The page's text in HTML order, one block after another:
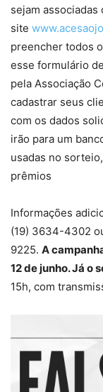
sejam associadas
site
preencher todos
esse formulário
pela Associação
cadastrar seus
com os dados
irão para um
usadas no
prêmios
Informações
(19) 3634-4302
9225. A
12 de junho. Já o
15h, com